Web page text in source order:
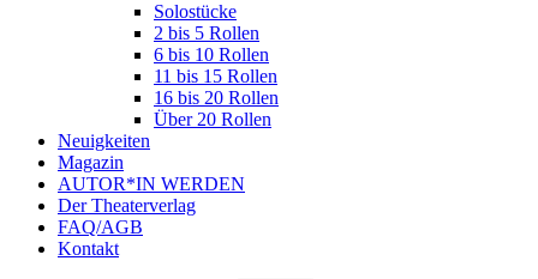
Solostücke
2 bis 5 Rollen
6 bis 10 Rollen
11 bis 15 Rollen
16 bis 20 Rollen
Über 20 Rollen
Neuigkeiten
Magazin
AUTOR*IN WERDEN
Der Theaterverlag
FAQ/AGB
Kontakt